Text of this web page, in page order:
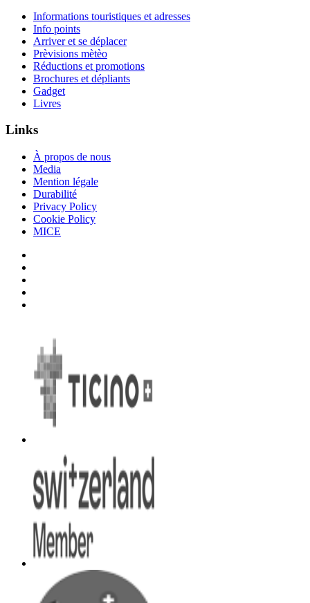
Informations touristiques et adresses
Info points
Arriver et se déplacer
Prèvisions mètèo
Réductions et promotions
Brochures et dépliants
Gadget
Livres
Links
À propos de nous
Media
Mention légale
Durabilité
Privacy Policy
Cookie Policy
MICE